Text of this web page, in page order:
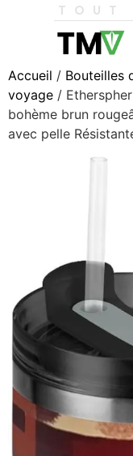
TOUT
Accueil / Bouteilles
voyage /
bohème brun
avec pelle